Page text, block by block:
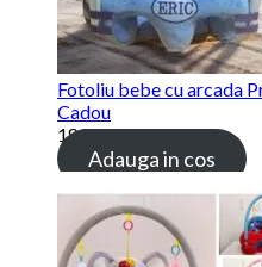
Fotoliu bebe cu arcada
Cadou
189.00 lei
Adauga in cos